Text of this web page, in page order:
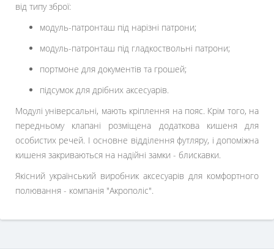
від типу зброї:
модуль-патронташ під нарізні патрони;
модуль-патронташ під гладкоствольні патрони;
портмоне для документів та грошей;
підсумок для дрібних аксесуарів.
Модулі універсальні, мають кріплення на пояс. Крім того, на
передньому клапані розміщена додаткова кишеня для
особистих речей. І основне відділення футляру, і допоміжна
кишеня закриваються на надійні замки - блискавки.
Якісний український виробник аксесуарів для комфортного
полювання - компанія "Акрополіс".